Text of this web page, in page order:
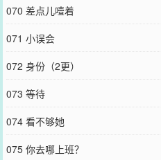
070 差点儿噎着
071 小误会
072 身份（2更）
073 等待
074 看不够她
075 你去哪上班？